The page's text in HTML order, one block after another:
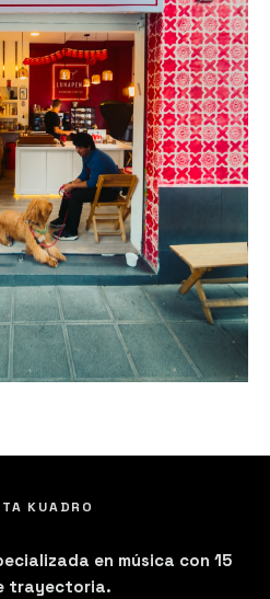
KUADRO
en música con 15
trayectoria.